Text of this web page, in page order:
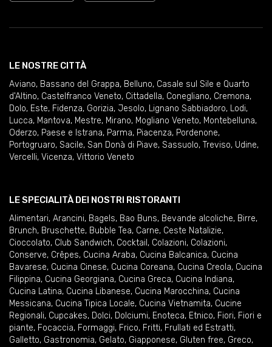
LE NOSTRE CITTÀ
Aviano, Bassano del Grappa, Belluno, Casale sul Sile e Quarto
d'Altino, Castelfranco Veneto, Cittadella, Conegliano, Cremona,
Dolo, Este, Fidenza, Gorizia, Jesolo, Lignano Sabbiadoro, Lodi,
Lucca, Mantova, Mestre, Mirano, Mogliano Veneto, Montebelluna,
Oderzo, Paese e Istrana, Parma, Piacenza, Pordenone,
Portogruaro, Sacile, San Donà di Piave, Sassuolo, Treviso, Udine,
Vercelli, Vicenza, Vittorio Veneto
LE SPECIALITÀ DEI NOSTRI RISTORANTI
Alimentari, Arancini, Bagels, Bao Buns, Bevande alcoliche, Birre,
Brunch, Bruschette, Bubble Tea, Carne, Ceste Natalizie,
Cioccolato, Club Sandwich, Cocktail , Colazioni, Colazioni,
Conserve, Crêpes, Cucina Araba, Cucina Balcanica, Cucina
Bavarese, Cucina Cinese, Cucina Coreana, Cucina Creola, Cucina
Filippina, Cucina Georgiana, Cucina Greca, Cucina Indiana,
Cucina Latina, Cucina Libanese, Cucina Marocchina, Cucina
Messicana, Cucina Tipica Locale, Cucina Vietnamita, Cucine
Regionali, Cupcakes, Dolci, Dolciumi, Enoteca, Etnico, Fiori, Fiori e
piante, Focaccia, Formaggi, Frico, Fritti, Frullati ed Estratti,
Galletto, Gastronomia, Gelato, Giapponese, Gluten free, Greco,